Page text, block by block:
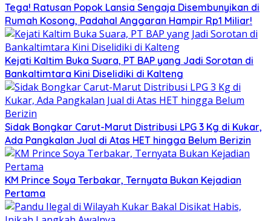
Tega! Ratusan Popok Lansia Sengaja Disembunyikan di
Rumah Kosong, Padahal Anggaran Hampir Rp1 Miliar!
Kejati Kaltim Buka Suara, PT BAP yang Jadi Sorotan di
Bankaltimtara Kini Diselidiki di Kalteng
Sidak Bongkar Carut-Marut Distribusi LPG 3 Kg di Kukar,
Ada Pangkalan Jual di Atas HET hingga Belum Berizin
KM Prince Soya Terbakar, Ternyata Bukan Kejadian
Pertama